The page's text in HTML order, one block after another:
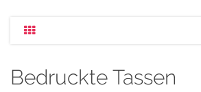
Bedruckte Tassen